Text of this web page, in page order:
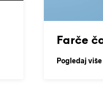
Farče
Pogledaj